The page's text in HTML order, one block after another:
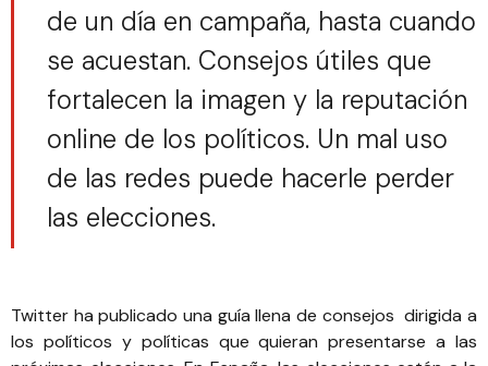
de un día en campaña, hasta cuando
se acuestan. Consejos útiles que
fortalecen la imagen y la reputación
online de los políticos. Un mal uso
de las redes puede hacerle perder
las elecciones.
Twitter ha publicado una guía llena de consejos dirigida a
los políticos y políticas que quieran presentarse a las